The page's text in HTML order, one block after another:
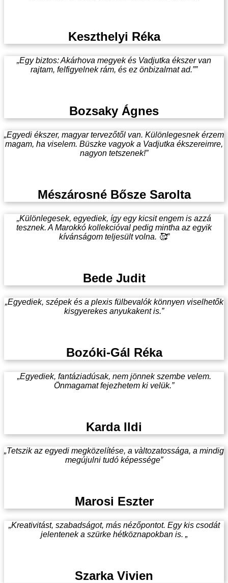
Keszthelyi Réka
„Egy biztos: Akárhova megyek és Vadjutka ékszer van
rajtam, felfigyelnek rám, és ez önbizalmat ad.””
Bozsaky Ágnes
„Egyedi ékszer, magyar tervezőtől van. Különlegesnek érzem
magam, ha viselem. Büszke vagyok a Vadjutka ékszereimre,
nagyon tetszenek!”
Mészárosné Bősze Sarolta
„Különlegesek, egyediek, így egy kicsit engem is azzá
tesznek. A Marokkó kollekcióval pedig mintha az egyik
kívánságom teljesült volna. 🥰”
Bede Judit
„Egyediek, szépek és a plexis fülbevalók könnyen viselhetők
kisgyerekes anyukakent is.”
Bozóki-Gál Réka
„Egyediek, fantáziadúsak, nem jönnek szembe velem.
Önmagamat fejezhetem ki velük.”
Karda Ildi
„Tetszik az egyedi megközelítése, a vàltozatossága, a mindig
megújulni tudó képessége”
Marosi Eszter
„Kreativitást, szabadságot, más nézőpontot. Egy kis csodát
jelentenek a szürke hétköznapokban is. „
Szarka Vivien